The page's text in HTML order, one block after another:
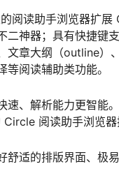
阅读助手浏览器扩
二神器；具有快捷键
文章大纲（outline）
阅读辅助类功能。
速、解析能力更智能
阅读助手浏览器
舒适的排版界面、极